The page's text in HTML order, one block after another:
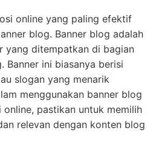
online yang paling efektif
blog. Banner blog adalah
yang ditempatkan di bagian
Banner ini biasanya berisi
slogan yang menarik
menggunakan banner blog
pastikan untuk memilih
relevan dengan konten blog